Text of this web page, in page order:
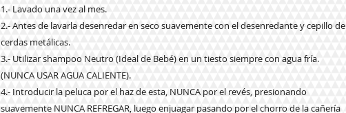
1.- Lavado una vez al mes.
2.- Antes de lavarla desenredar en seco suavemente con el desenredante y cepillo de
cerdas metálicas.
3.- Utilizar shampoo Neutro (Ideal de Bebé) en un tiesto siempre con agua fría.
(NUNCA USAR AGUA CALIENTE).
4.- Introducir la peluca por el haz de esta, NUNCA por el revés, presionando
suavemente NUNCA REFREGAR, luego enjuagar pasando por el chorro de la cañería